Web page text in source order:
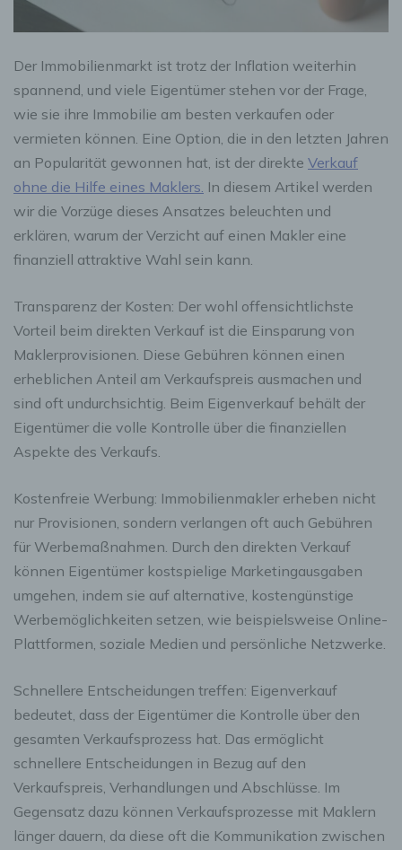
Der Immobilienmarkt ist trotz der Inflation weiterhin
spannend, und viele Eigentümer stehen vor der Frage,
wie sie ihre Immobilie am besten verkaufen oder
vermieten können. Eine Option, die in den letzten Jahren
an Popularität gewonnen hat, ist der direkte Verkauf
ohne die Hilfe eines Maklers. In diesem Artikel werden
wir die Vorzüge dieses Ansatzes beleuchten und
erklären, warum der Verzicht auf einen Makler eine
finanziell attraktive Wahl sein kann.
Transparenz der Kosten: Der wohl offensichtlichste
Vorteil beim direkten Verkauf ist die Einsparung von
Maklerprovisionen. Diese Gebühren können einen
erheblichen Anteil am Verkaufspreis ausmachen und
sind oft undurchsichtig. Beim Eigenverkauf behält der
Eigentümer die volle Kontrolle über die finanziellen
Aspekte des Verkaufs.
Kostenfreie Werbung: Immobilienmakler erheben nicht
nur Provisionen, sondern verlangen oft auch Gebühren
für Werbemaßnahmen. Durch den direkten Verkauf
können Eigentümer kostspielige Marketingausgaben
umgehen, indem sie auf alternative, kostengünstige
Werbemöglichkeiten setzen, wie beispielsweise Online-
Plattformen, soziale Medien und persönliche Netzwerke.
Schnellere Entscheidungen treffen: Eigenverkauf
bedeutet, dass der Eigentümer die Kontrolle über den
gesamten Verkaufsprozess hat. Das ermöglicht
schnellere Entscheidungen in Bezug auf den
Verkaufspreis, Verhandlungen und Abschlüsse. Im
Gegensatz dazu können Verkaufsprozesse mit Maklern
länger dauern, da diese oft die Kommunikation zwischen